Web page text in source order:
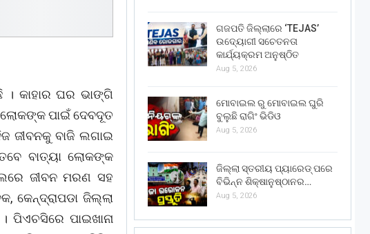
। କାହାର ଘର ଭାଙ୍ଗି
ପାଇଁ ଦେବଦୂତ
ଜୀବନକୁ ବାଜି ଲଗାଇ
ବାତ୍ୟା ଲୋକଙ୍କ
ଜୀବନ ମରଣ ସହ
କେନ୍ଦ୍ରାପଡା ଜିଲ୍ଲା
ପିଏଚସିରେ ପାଇଖାନା
ଗଜପତି ଜିଲ୍ଲାରେ ‘TEJAS’
ଉଦ୍ୟୋଗୀ ସଚେତନତା
କାର୍ଯ୍ୟକ୍ରମ ଅନୁଷ୍ଠିତ
Aug 5, 2026
ମୋବାଇଲ ରୁ ମୋବାଇଲ ଘୁରି
ବୁଲୁଛି ରାଗିଂ ଭିଡିଓ
Aug 5, 2026
ଜିଲ୍ଲା ସ୍ତରୀୟ ପ୍ୟାରେଡ୍ ପରେ
ବିଭିନ୍ନ ଶିକ୍ଷାନୁଷ୍ଠାନର…
Aug 5, 2026